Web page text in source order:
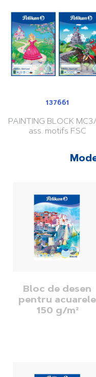
137661
PAINTING BLOCK
ass. motifs FSC
Bloc de desen
pentru acuarele
150 g/m²